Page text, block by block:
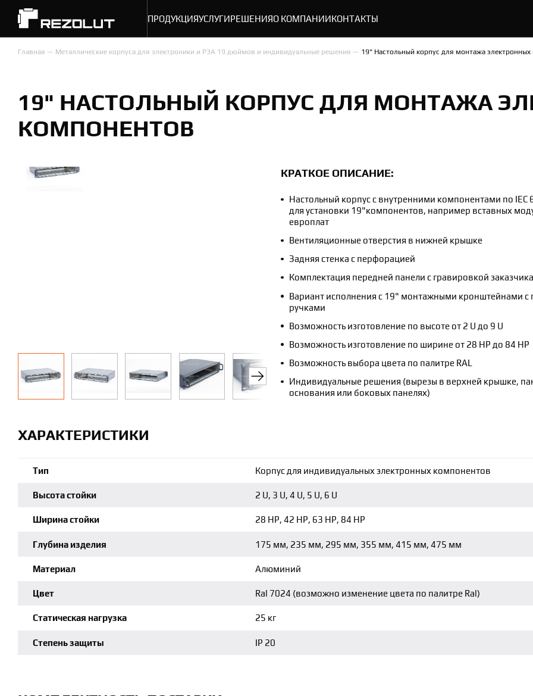
ПРОДУКЦИЯУСЛУГИРЕШЕНИЯО КОМПАНИИКОНТАКТЫ
Главная Металлические корпуса для электроники и РЭА 19 дюймов и индивидуальные решения 19" Настольный корпус для монтажа
19" НАСТОЛЬНЫЙ КОРПУС ДЛЯ МОНТАЖА
КОМПОНЕНТОВ
КРАТКОЕ ОПИСАНИЕ:
Настольный корпус с внутренними компонентами по IEC
для установки 19"компонентов, например вставных
европлат
Вентиляционные отверстия в нижней крышке
Задняя стенка с перфорацией
Комплектация передней панели с гравировкой заказчика
Вариант исполнения с 19" монтажными кронштейнами с
ручками
Возможность изготовление по высоте от 2 U до 9 U
Возможность изготовление по ширине от 28 НР до 84 НР
Возможность выбора цвета по палитре RAL
Индивидуальные решения (вырезы в верхней крышке,
основания или боковых панелях)
ХАРАКТЕРИСТИКИ
Тип Корпус для индивидуальных электронных компонентов
Высота стойки 2 U, 3 U, 4 U, 5 U, 6 U
Ширина стойки 28 НР, 42 НР, 63 НР, 84 HP
Глубина изделия 175 мм, 235 мм, 295 мм, 355 мм, 415 мм, 475 мм
Материал Алюминий
Цвет Ral 7024 (возможно изменение цвета по палитре Ral)
Статическая нагрузка 25 кг
Степень защиты IP 20